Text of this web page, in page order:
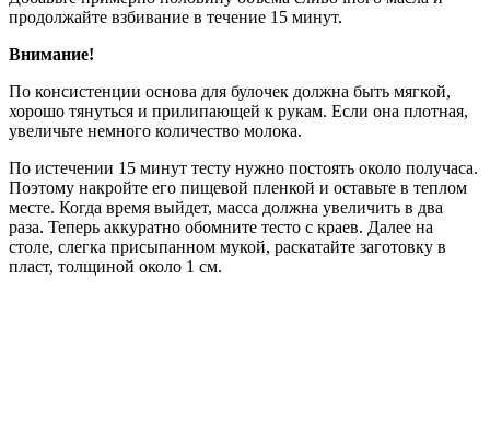
продолжайте взбивание в течение 15 минут.
Внимание!
По консистенции основа для булочек должна быть мягкой,
хорошо тянуться и прилипающей к рукам. Если она плотная,
увеличьте немного количество молока.
По истечении 15 минут тесту нужно постоять около получаса.
Поэтому накройте его пищевой пленкой и оставьте в теплом
месте. Когда время выйдет, масса должна увеличить в два
раза. Теперь аккуратно обомните тесто с краев. Далее на
столе, слегка присыпанном мукой, раскатайте заготовку в
пласт, толщиной около 1 см.